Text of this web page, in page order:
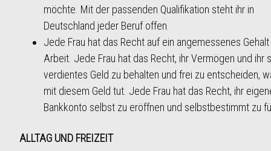
möchte. Mit der passenden Qualifikation steht ihr in
Deutschland jeder Beruf offen.
Jede Frau hat das Recht auf ein angemessenes
Arbeit. Jede Frau hat das Recht, ihr Vermögen und ihr
verdientes Geld zu behalten und frei zu entscheiden,
mit diesem Geld tut. Jede Frau hat das Recht, ihr
Bankkonto selbst zu eröffnen und selbstbestimmt zu
ALLTAG UND FREIZEIT